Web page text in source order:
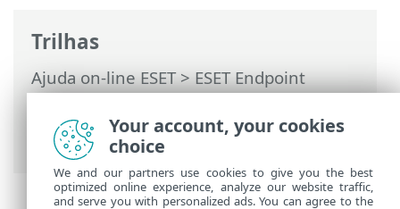
Trilhas
Ajuda on-line ESET>ESET Endpoint
Security>Configuração avançada>
Escaneamentos > Escaneador de tráfego
da rede
Your account, your cookies
choice
We and our partners use cookies to give you the best
optimized online experience, analyze our website traffic,
and serve you with personalized ads. You can agree to the